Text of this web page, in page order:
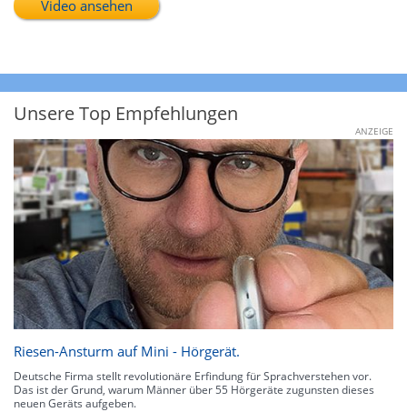
Video ansehen
Unsere Top Empfehlungen
ANZEIGE
Riesen-Ansturm auf Mini - Hörgerät.
Deutsche Firma stellt revolutionäre Erfindung für Sprachverstehen vor.
Das ist der Grund, warum Männer über 55 Hörgeräte zugunsten dieses
neuen Geräts aufgeben.